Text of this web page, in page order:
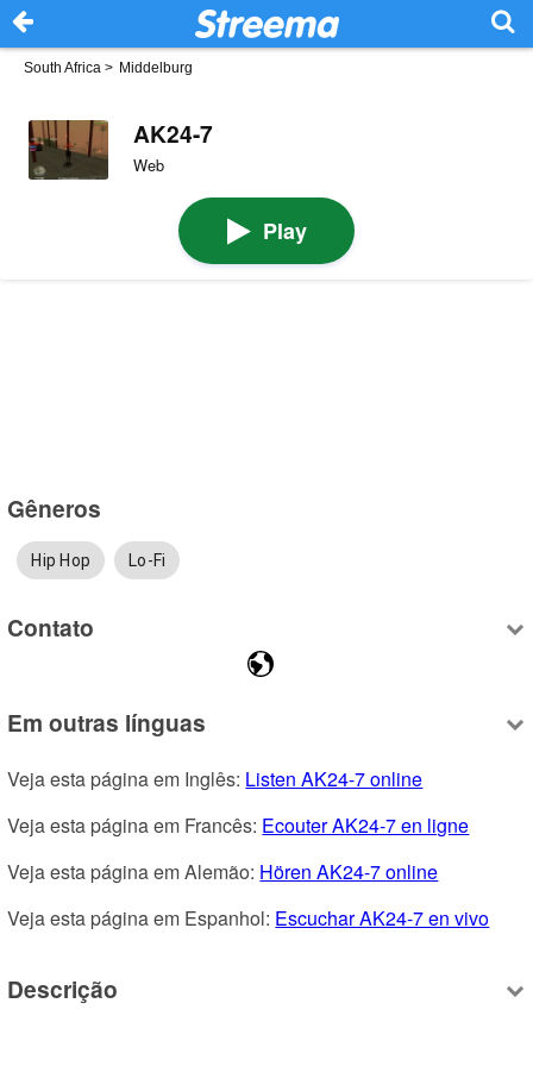
South Africa > Middelburg
AK24-7
Web
Play
Gêneros
Hip Hop Lo-Fi
Contato
Em outras línguas
Veja esta página em Inglês: Listen AK24-7 online
Veja esta página em Francês: Ecouter AK24-7 en ligne
Veja esta página em Alemão: Hören AK24-7 online
Veja esta página em Espanhol: Escuchar AK24-7 en vivo
Descrição